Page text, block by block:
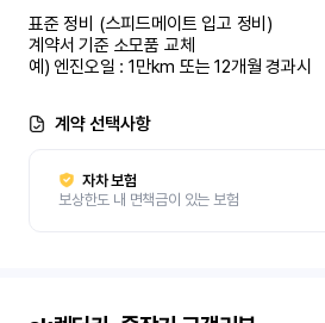
표준 정비 (스피드메이트 입고 정비)
계약서 기준 소모품 교체
예) 엔진오일 : 1만km 또는 12개월 경과시
계약 선택사항
자차 보험
보상한도 내 면책금이 있는 보험